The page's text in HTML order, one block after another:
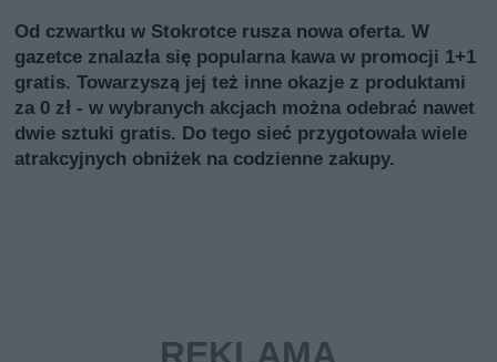
Od czwartku w Stokrotce rusza nowa oferta. W
gazetce znalazła się popularna kawa w promocji 1+1
gratis. Towarzyszą jej też inne okazje z produktami
za 0 zł - w wybranych akcjach można odebrać nawet
dwie sztuki gratis. Do tego sieć przygotowała wiele
atrakcyjnych obniżek na codzienne zakupy.